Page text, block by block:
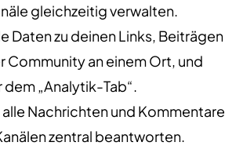
gleichzeitig verwalten.
Daten zu deinen Links, Beiträgen
Community an einem Ort, und
dem „Analytik-Tab“.
alle Nachrichten und Kommentare
zentral beantworten.